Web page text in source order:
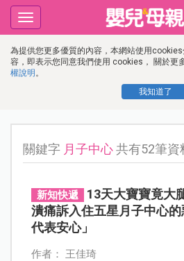
為提供您更多優質的內容，本網站使用
容，即表示您同意我們使用 cookies， 關於更
權說明 。
我知道了
Toggle
navigation
關鍵字 月子中心共有52筆資
新知快遞
13天大寶寶竟大
潰痛訴入住五星月子中心
代表安心」
作者： 王佳琦